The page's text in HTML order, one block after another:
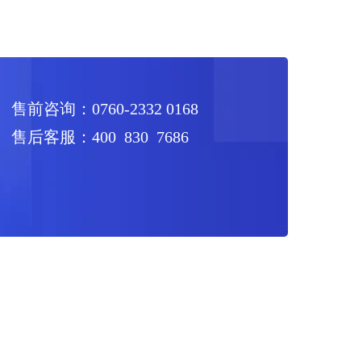
售前咨询：0760-2332 0168
售后客服：400 830 7686